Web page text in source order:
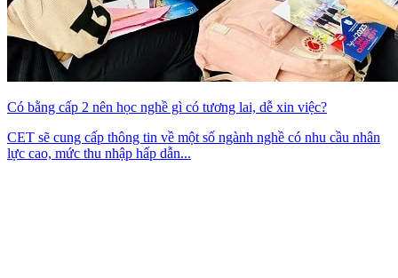
Có bằng cấp 2 nên học nghề gì có tương lai, dễ xin việc?
CET sẽ cung cấp thông tin về một số ngành nghề có nhu cầu nhân
lực cao, mức thu nhập hấp dẫn...